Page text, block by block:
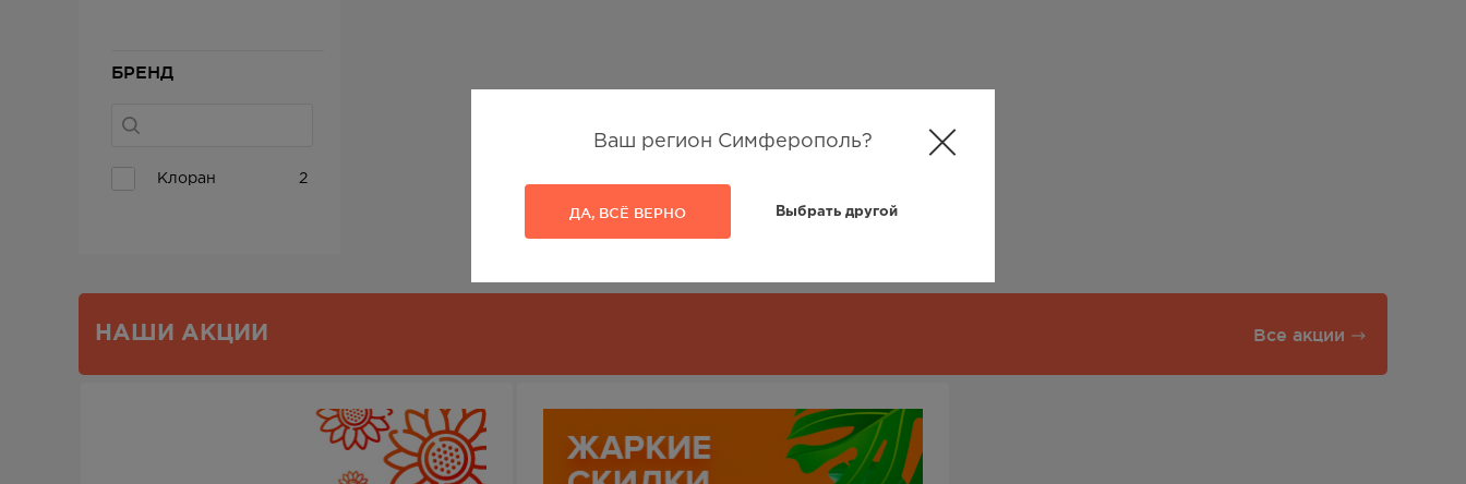
Ваш регион Симферополь?
ДА, ВСЁ ВЕРНО Выбрать другой
БРЕНД
Клоран 2
НАШИ АКЦИИ Все акции